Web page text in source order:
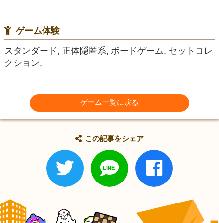
ゲーム体験
スタンダード, 正体隠匿系, ボードゲーム, セットコレ
クション,
ゲーム一覧に戻る
この記事をシェア